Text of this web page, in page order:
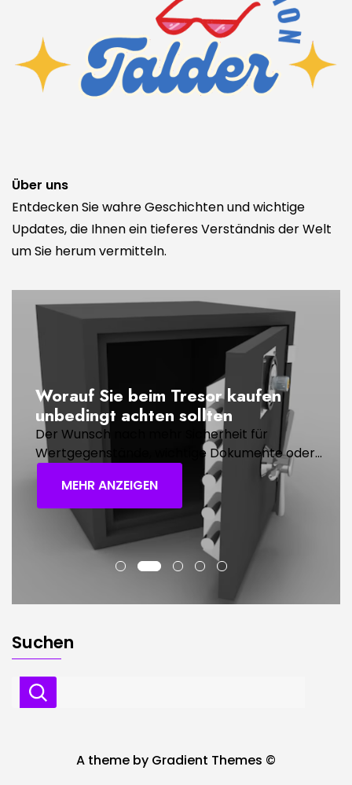
Über uns
Entdecken Sie wahre Geschichten und wichtige
Updates, die Ihnen ein tieferes Verständnis der Welt
um Sie herum vermitteln.
Worauf Sie beim Tresor kaufen
unbedingt achten sollten
Der Wunsch nach mehr Sicherheit für
Wertgegenstände, wichtige Dokumente oder...
MEHR ANZEIGEN
Suchen
A theme by Gradient Themes ©